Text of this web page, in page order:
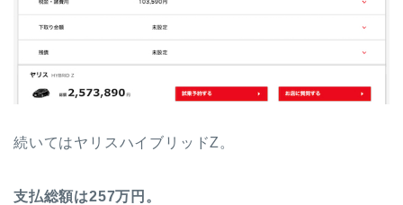
続いてはヤリスハイブリッドZ。
支払総額は257万円。